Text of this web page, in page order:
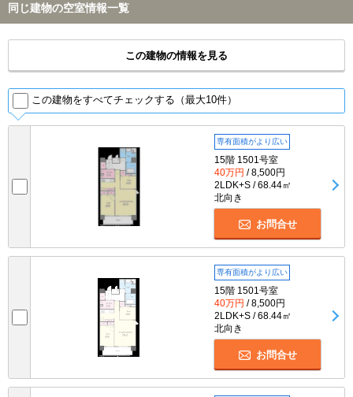
同じ建物の空室情報一覧
この建物の情報を見る
この建物をすべてチェックする（最大10件）
専有面積がより広い
15階 1501号室
40万円 / 8,500円
2LDK+S / 68.44㎡
北向き
お問合せ
専有面積がより広い
15階 1501号室
40万円 / 8,500円
2LDK+S / 68.44㎡
北向き
お問合せ